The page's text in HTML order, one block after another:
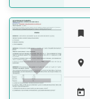



